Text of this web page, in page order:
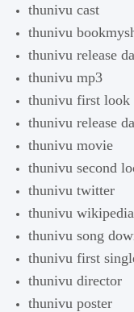
thunivu cast
thunivu
thunivu release
thunivu mp3
thunivu first look
thunivu release
thunivu movie
thunivu second
thunivu twitter
thunivu wikipedia
thunivu song
thunivu first
thunivu director
thunivu poster